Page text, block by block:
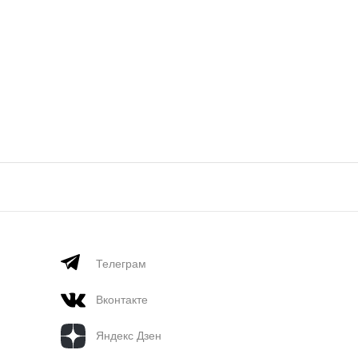
Телеграм
Вконтакте
Яндекс Дзен